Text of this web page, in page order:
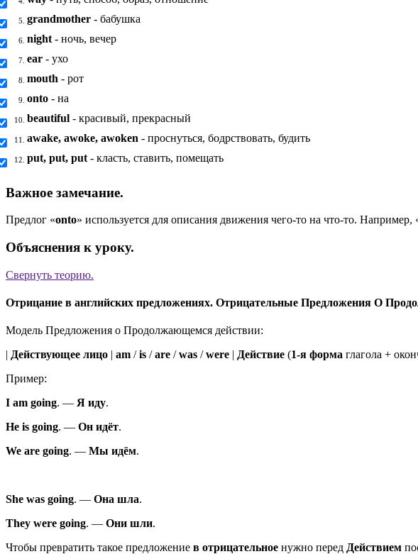
5. grandmother - бабушка
6. night - ночь, вечер
7. ear - ухо
8. mouth - рот
9. onto - на
10. beautiful - красивый, прекрасный
11. awake, awoke, awoken - проснуться, бодрствовать, будить
12. put, put, put - класть, ставить, помещать
Важное замечание.
Предлог «onto» используется для описания движения чего-то на что-то. Например,
Объяснения к уроку.
Свернуть теорию.
Отрицание в английских предложениях. Отрицательные Предложения О
Модель Предложения о Продолжающемся действии:
| Действующее лицо | am /is /are /was /were | Действие (1-я форма глагола +
Пример:
I am going. — Я иду.
He is going. — Он идёт.
We are going. — Мы идём.
She was going. — Она шла.
They were going. — Они шли.
Чтобы превратить такое предложение в отрицательное нужно перед Действием